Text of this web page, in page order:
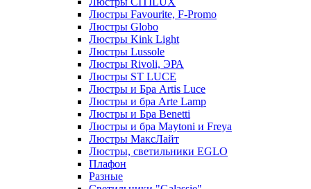
Люстры Favourite, F-Promo
Люстры Globo
Люстры Kink Light
Люстры Lussole
Люстры Rivoli, ЭРА
Люстры ST LUCE
Люстры и Бра Artis Luce
Люстры и бра Arte Lamp
Люстры и Бра Benetti
Люстры и бра Maytoni и Freya
Люстры МаксЛайт
Люстры, светильники EGLO
Плафон
Разные